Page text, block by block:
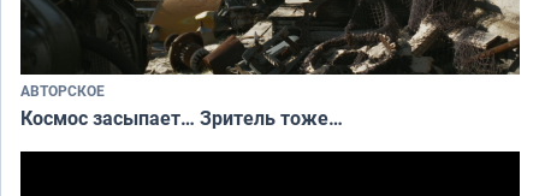
АВТОРСКОЕ
Космос засыпает… Зритель тоже…